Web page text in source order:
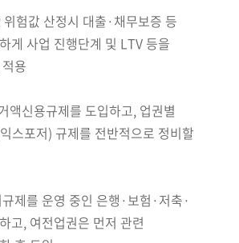
위험값 산정시 대출·채무보증 등
게 사업 진행단계 및 LTV 등을
용
액신용규제를 도입하고, 업권별
스포저) 규제를 전반적으로 정비할
제를 운영 중인 은행·보험·저축·
고, 여전업권은 먼저 관련